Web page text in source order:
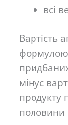
всі
Вартість
мінус
продукту
половини